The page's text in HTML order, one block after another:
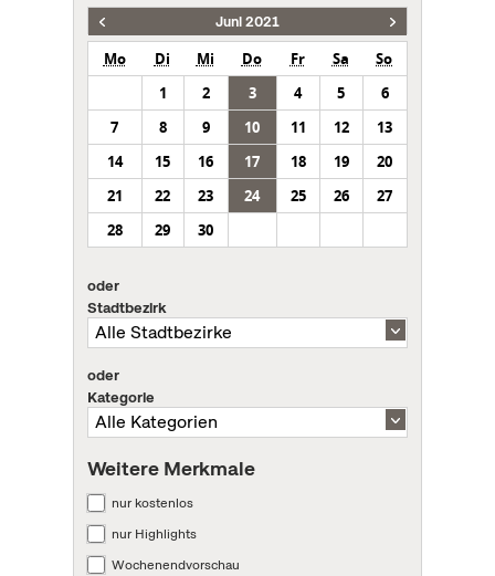
Juni 2021
Mo Di Mi Do Fr Sa
So
1
2 3 4 5
6
7
8 9 10 11 12
13
14
15 16 17 18 19
20
21
22 23 24 25 26
27
28
29 30
oder
Stadtbezirk
oder
Kategorie
Weitere Merkmale
nur kostenlos
nur Highlights
Wochenendvorschau